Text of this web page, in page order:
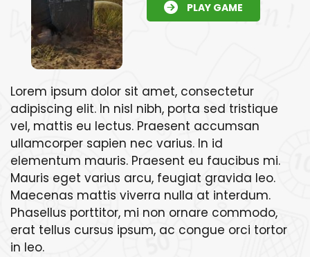
PLAY GAME
Lorem ipsum dolor sit amet, consectetur
adipiscing elit. In nisl nibh, porta sed tristique
vel, mattis eu lectus. Praesent accumsan
ullamcorper sapien nec varius. In id
elementum mauris. Praesent eu faucibus mi.
Mauris eget varius arcu, feugiat gravida leo.
Maecenas mattis viverra nulla at interdum.
Phasellus porttitor, mi non ornare commodo,
erat tellus cursus ipsum, ac congue orci tortor
in leo.